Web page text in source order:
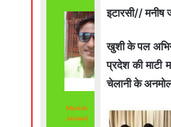
Manish
Jaiswal
इटारसी// मनीष
खुशी के पल
प्रदेश की माटी
चेलानी के अनमोल